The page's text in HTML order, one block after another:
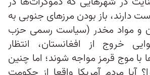
دارند، باز بودن مرزهای جنوبی به
و مواد مخدر (سیاست رسمی حزب
خروج از افغانستان، انتظار
موج قرمز مواجه شوند؛ اما چنین